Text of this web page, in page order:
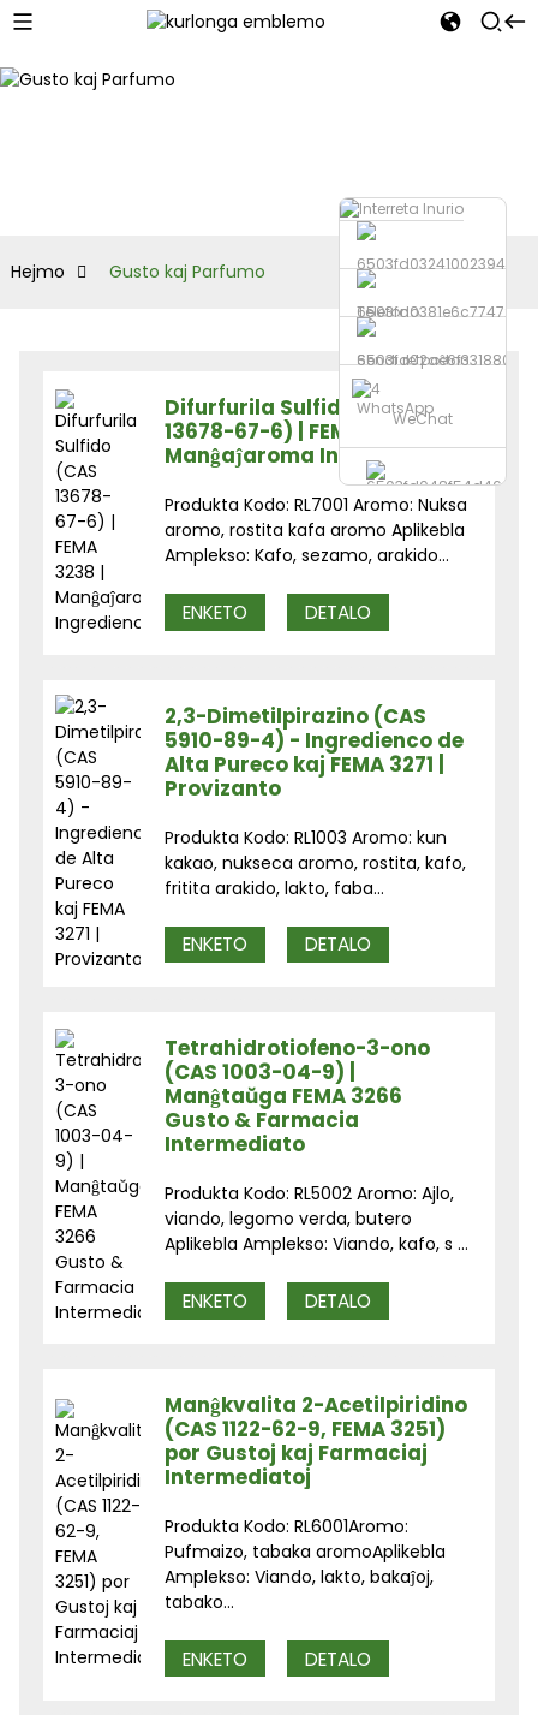
Telefono
Sendi retpoŝton
WhatsApp
WeChat
Hejmo Gusto kaj Parfumo
Difurfurila Sulfido (CAS
13678-67-6) | FEMA 3238 |
Manĝaĵaroma Ingredienco
Produkta Kodo: RL7001 Aromo: Nuksa
aromo, rostita kafa aromo Aplikebla
Amplekso: Kafo, sezamo, arakido...
ENKETO DETALO
2,3-Dimetilpirazino (CAS
5910-89-4) - Ingredienco de
Alta Pureco kaj FEMA 3271 |
Provizanto
Produkta Kodo: RL1003 Aromo: kun
kakao, nukseca aromo, rostita, kafo,
fritita arakido, lakto, faba...
ENKETO DETALO
Tetrahidrotiofeno-3-ono
(CAS 1003-04-9) |
Manĝtaŭga FEMA 3266
Gusto & Farmacia
Intermediato
Produkta Kodo: RL5002 Aromo: Ajlo,
viando, legomo verda, butero
Aplikebla Amplekso: Viando, kafo, s ...
ENKETO DETALO
Manĝkvalita 2-Acetilpiridino
(CAS 1122-62-9, FEMA 3251)
por Gustoj kaj Farmaciaj
Intermediatoj
Produkta Kodo: RL6001Aromo:
Pufmaizo, tabaka aromoAplikebla
Amplekso: Viando, lakto, bakaĵoj,
tabako...
ENKETO DETALO